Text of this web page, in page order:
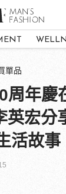
單品
周年慶
英宏分
活故事